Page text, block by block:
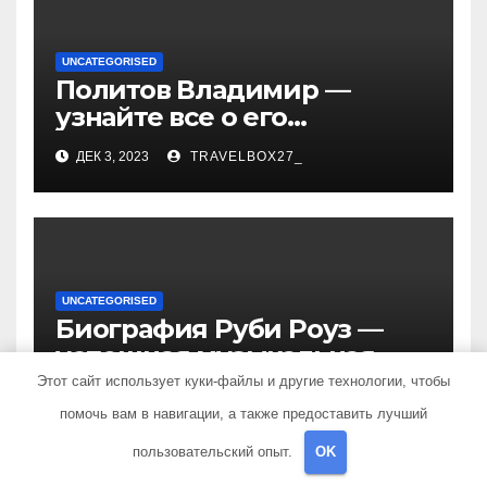
UNCATEGORISED
Политов Владимир —
узнайте все о его
биографии, возрасте и
впечатляющих
достижениях!
ДЕК 3, 2023 TRAVELBOX27_
UNCATEGORISED
Биография Руби Роуз —
успешная музыкальная
карьера, личная жизнь и
знаковые достижения
Этот сайт использует куки-файлы и другие технологии, чтобы
помочь вам в навигации, а также предоставить лучший
пользовательский опыт. OK